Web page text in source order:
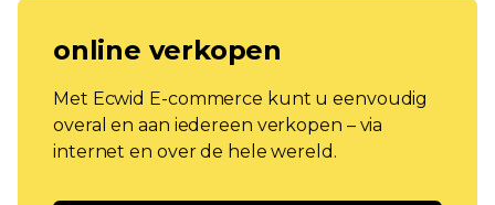
online verkopen
Met Ecwid E-commerce kunt u eenvoudig
overal en aan iedereen verkopen – via
internet en over de hele wereld.